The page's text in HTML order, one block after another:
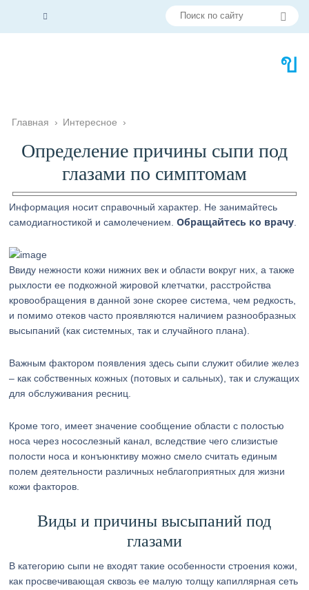
Главная › Интересное ›
Определение причины сыпи под
глазами по симптомам
Информация носит справочный характер. Не занимайтесь
самодиагностикой и самолечением.Обращайтесь ко врачу
Ввиду нежности кожи нижних век и области вокруг них, а также
рыхлости ее подкожной жировой клетчатки, расстройства
кровообращения в данной зоне скорее система, чем редкость,
и помимо отеков часто проявляются наличием разнообразных
высыпаний (как системных, так и случайного плана).
Важным фактором появления здесь сыпи служит обилие желез
– как собственных кожных (потовых и сальных), так и служащих
для обслуживания ресниц.
Кроме того, имеет значение сообщение области с полостью
носа через носослезный канал, вследствие чего слизистые
полости носа и конъюнктиву можно смело считать единым
полем деятельности различных неблагоприятных для жизни
кожи факторов.
Виды и причины высыпаний под
глазами
В категорию сыпи не входят такие особенности строения кожи,
как просвечивающая сквозь ее малую толщу капиллярная сеть